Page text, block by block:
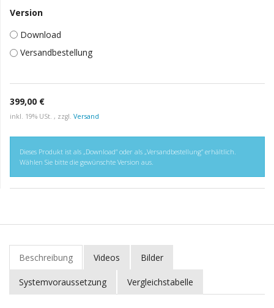
Version
Download
Versandbestellung
399,00 €
inkl. 19% USt. , zzgl. Versand
Dieses Produkt ist als „Download“ oder als „Versandbestellung“ erhältlich.
Wählen Sie bitte die gewünschte Version aus.
Beschreibung Videos Bilder
Systemvoraussetzung Vergleichstabelle